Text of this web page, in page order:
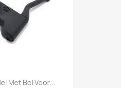
Met Bel Voor...